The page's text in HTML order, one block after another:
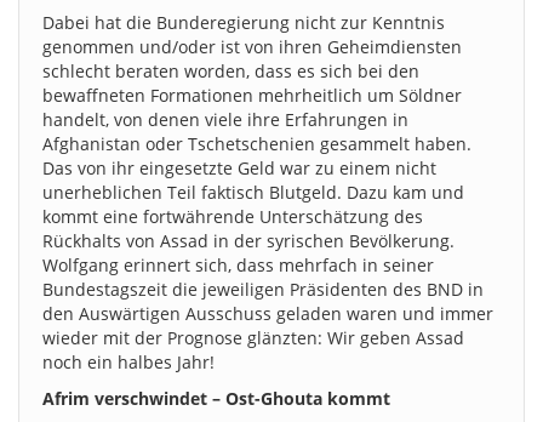
Dabei hat die Bunderegierung nicht zur Kenntnis
genommen und/oder ist von ihren Geheimdiensten
schlecht beraten worden, dass es sich bei den
bewaffneten Formationen mehrheitlich um Söldner
handelt, von denen viele ihre Erfahrungen in
Afghanistan oder Tschetschenien gesammelt haben.
Das von ihr eingesetzte Geld war zu einem nicht
unerheblichen Teil faktisch Blutgeld. Dazu kam und
kommt eine fortwährende Unterschätzung des
Rückhalts von Assad in der syrischen Bevölkerung.
Wolfgang erinnert sich, dass mehrfach in seiner
Bundestagszeit die jeweiligen Präsidenten des BND in
den Auswärtigen Ausschuss geladen waren und immer
wieder mit der Prognose glänzten: Wir geben Assad
noch ein halbes Jahr!
Afrim verschwindet – Ost-Ghouta kommt